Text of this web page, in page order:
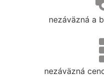
nezáväzná a
nezáväzná